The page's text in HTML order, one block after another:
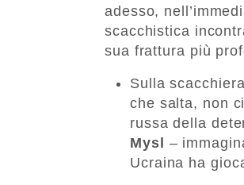
adesso,
scacchistica
sua frattura più
Sulla
che salta, non
russa della
Mysl –
Ucraina ha